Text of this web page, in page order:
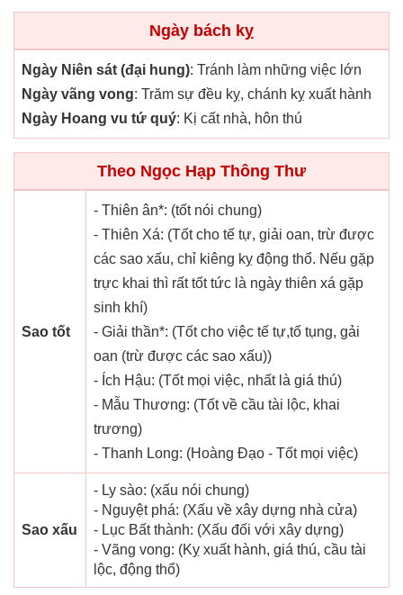
Ngày bách kỵ
Ngày Niên sát (đại hung): Tránh làm những việc lớn
Ngày vãng vong: Trăm sự đều kỵ, chánh kỵ xuất hành
Ngày Hoang vu tứ quý: Kị cất nhà, hôn thú
Theo Ngọc Hạp Thông Thư
Sao tốt
- Thiên ân*: (tốt nói chung)
- Thiên Xá: (Tốt cho tế tự, giải oan, trừ được
các sao xấu, chỉ kiêng kỵ động thổ. Nếu gặp
trực khai thì rất tốt tức là ngày thiên xá gặp
sinh khí)
- Giải thần*: (Tốt cho việc tế tự,tố tụng, gải
oan (trừ được các sao xấu))
- Ích Hậu: (Tốt mọi việc, nhất là giá thú)
- Mẫu Thương: (Tốt về cầu tài lộc, khai
trương)
- Thanh Long: (Hoàng Đạo - Tốt mọi việc)
Sao xấu
- Ly sào: (xấu nói chung)
- Nguyệt phá: (Xấu về xây dựng nhà cửa)
- Lục Bất thành: (Xấu đối với xây dựng)
- Vãng vong: (Kỵ xuất hành, giá thú, cầu tài
lộc, động thổ)